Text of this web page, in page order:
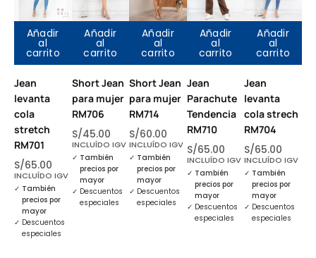
Añadir
al
carrito
Jean
levanta
cola
stretch
RM701
S/65.00
INCLUÍDO IGV
✓ También
precios por
mayor
✓ Descuentos
especiales
Añadir
al
carrito
Short Jean
para mujer
RM706
S/45.00
INCLUÍDO IGV
✓ También
precios por
mayor
✓ Descuentos
especiales
Añadir
al
carrito
Short Jean
para mujer
RM714
S/60.00
INCLUÍDO IGV
✓ También
precios por
mayor
✓ Descuentos
especiales
Añadir
al
carrito
Jean
Parachute
Tendencia
RM710
S/65.00
INCLUÍDO IGV
✓ También
precios por
mayor
✓ Descuentos
especiales
Añadir
al
carrito
Jean
levanta
cola strech
RM704
S/65.00
INCLUÍDO IGV
✓ También
precios por
mayor
✓ Descuentos
especiales